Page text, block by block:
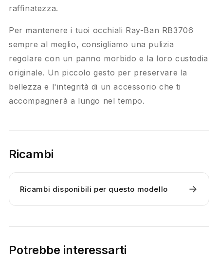
raffinatezza.
Per mantenere i tuoi occhiali Ray-Ban RB3706
sempre al meglio, consigliamo una pulizia
regolare con un panno morbido e la loro custodia
originale. Un piccolo gesto per preservare la
bellezza e l'integrità di un accessorio che ti
accompagnerà a lungo nel tempo.
Ricambi
Ricambi disponibili per questo modello →
Potrebbe interessarti